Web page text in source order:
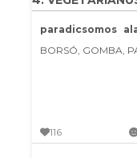
paradicsomos
BORSÓ, GOMBA,
116